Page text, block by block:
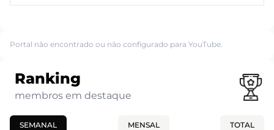
Portal não encontrado ou não configurado para YouTube.
Ranking
membros em destaque
SEMANAL MENSAL TOTAL